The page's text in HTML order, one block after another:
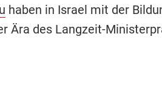
haben in Israel mit der
Ära des Langzeit-